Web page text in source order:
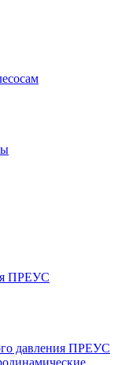
ПРЕУС
давления ПРЕУС